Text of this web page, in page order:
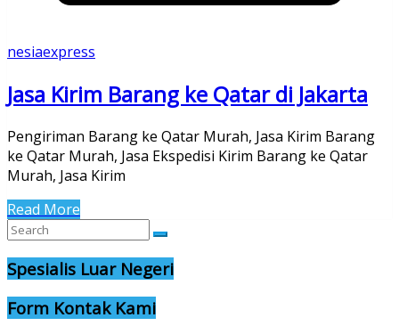
nesiaexpress
Jasa Kirim Barang ke Qatar di Jakarta
Pengiriman Barang ke Qatar Murah, Jasa Kirim Barang
ke Qatar Murah, Jasa Ekspedisi Kirim Barang ke Qatar
Murah, Jasa Kirim
Read More
Spesialis Luar Negeri
Form Kontak Kami